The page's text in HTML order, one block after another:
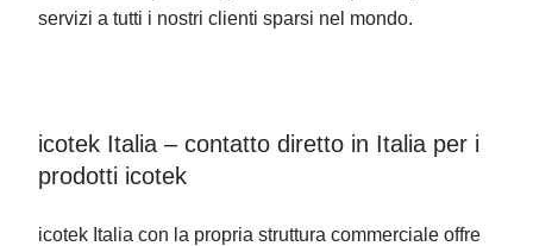
servizi a tutti i nostri clienti sparsi nel mondo.
icotek Italia – contatto diretto in Italia per i
prodotti icotek
icotek Italia con la propria struttura commerciale offre